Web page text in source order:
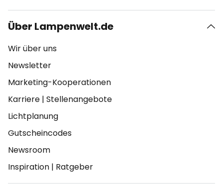
Über Lampenwelt.de
Wir über uns
Newsletter
Marketing-Kooperationen
Karriere | Stellenangebote
Lichtplanung
Gutscheincodes
Newsroom
Inspiration | Ratgeber